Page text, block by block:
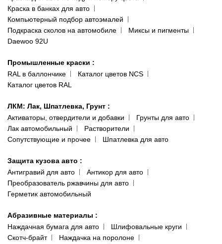
(ориентир: Интайм №40)
Одесса
пр-т Акад. Глушко, 29
066 554-97-70
Наши публикации
Публичная оферта
Политика конфиденциальности
Краска в банках для авто
Компьютерный подбор автоэмалей
Подкраска сколов на автомобиле
Миксы и пигменты
Daewoo 92U
Промышленные краски :
RAL в баллончике
Каталог цветов NCS
Каталог цветов RAL
ЛКМ: Лак, Шпатлевка, Грунт :
Активаторы, отвердители и добавки
Грунты для авто
Лак автомобильный
Растворители
Сопутствующие и прочее
Шпатлевка для авто
Защита кузова авто :
Антигравий для авто
Антикор для авто
Преобразователь ржавчины для авто
Герметик автомобильный
Абразивные материалы :
Наждачная бумага для авто
Шлифовальные круги
Скотч-брайт
Наждачка на поролоне